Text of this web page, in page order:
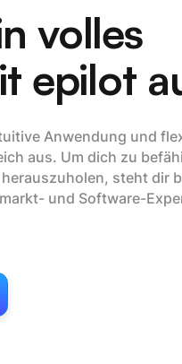
volles
epilot
Anwendung und
aus. Um dich zu
steht dir
und Software-